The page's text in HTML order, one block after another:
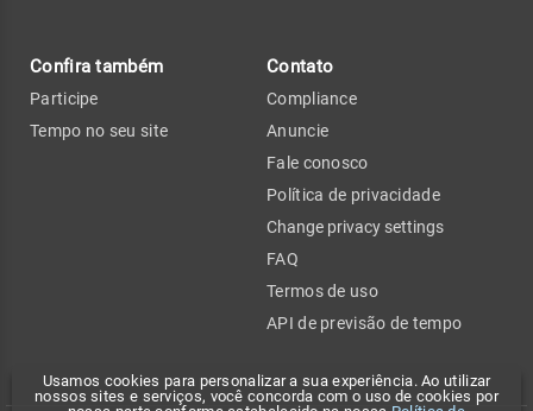
Usamos cookies para personalizar a sua experiência. Ao utilizar
nossos sites e serviços, você concorda com o uso de cookies por
Confira também
Participe
Tempo no seu site
Contato
Compliance
Anuncie
Fale conosco
Política de privacidade
Change privacy settings
FAQ
Termos de uso
API de previsão de tempo